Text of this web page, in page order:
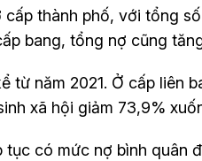
thành phố, với tổng
bang, tổng nợ cũng
năm 2021. Ở cấp liên
xã hội giảm 73,9%
có mức nợ bình quân